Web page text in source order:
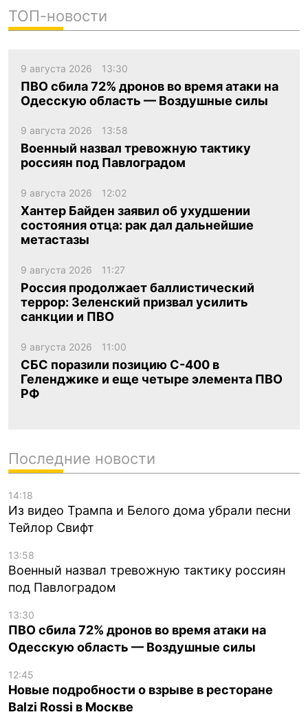
ТОП-новости
9 августа 2026 13:30
ПВО сбила 72% дронов во время атаки на
Одесскую область — Воздушные силы
9 августа 2026 13:58
Военный назвал тревожную тактику
россиян под Павлоградом
9 августа 2026 12:02
Хантер Байден заявил об ухудшении
состояния отца: рак дал дальнейшие
метастазы
9 августа 2026 11:27
Россия продолжает баллистический
террор: Зеленский призвал усилить
санкции и ПВО
9 августа 2026 11:00
СБС поразили позицию С-400 в
Геленджике и еще четыре элемента ПВО
РФ
Последние новости
14:18
Из видео Трампа и Белого дома убрали песни
Тейлор Свифт
13:58
Военный назвал тревожную тактику россиян
под Павлоградом
13:30
ПВО сбила 72% дронов во время атаки на
Одесскую область — Воздушные силы
12:45
Новые подробности о взрыве в ресторане
Balzi Rossi в Москве